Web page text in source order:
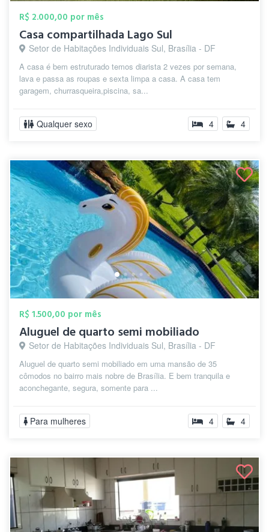
R$ 2.000,00 por mês
Casa compartilhada Lago Sul
Setor de Habitações Individuais Sul, Brasília - DF
A casa é bem estruturado temos diarista 2 vezes por semana,
lava e passa as roupas e sexta limpa a casa. A casa tem
garagem, churrasqueira,piscina, sa...
Qualquer sexo 4 4
R$ 1.500,00 por mês
Aluguel de quarto semi mobiliado
Setor de Habitações Individuais Sul, Brasília - DF
Aluguel de quarto semi mobiliado em uma mansão de 35
cômodos no bairro mais nobre de Brasília. E bem tranquila e
aconchegante, segura, somente para ...
Para mulheres 4 4